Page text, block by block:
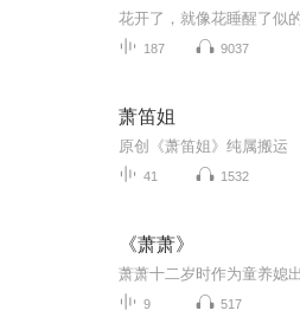
187 9037
萧笛姐
原创《萧笛姐》纯属搬运
41 1532
《萧萧》
9 517